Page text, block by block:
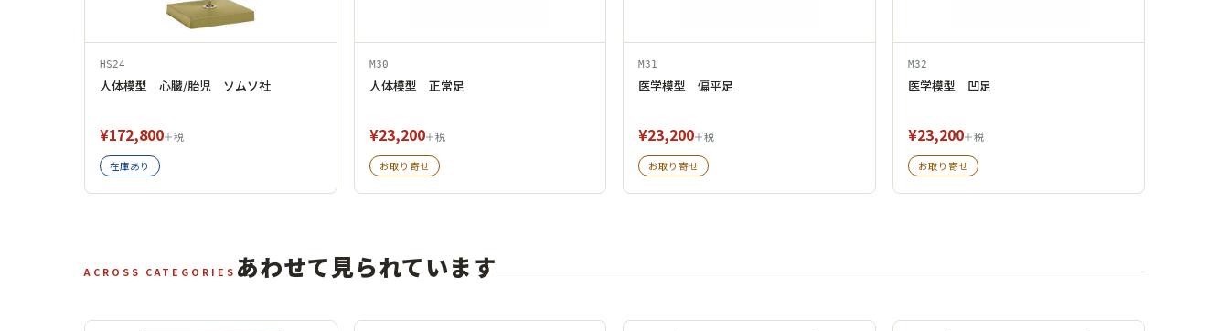
HS24
人体模型 心臓/胎児 ソムソ社
¥172,800＋税
在庫あり
M30
人体模型 正常足
¥23,200＋税
お取り寄せ
M31
医学模型 偏平足
¥23,200＋税
お取り寄せ
M32
医学模型 凹足
¥23,200＋税
お取り寄せ
ACROSS CATEGORIES あわせて見られています